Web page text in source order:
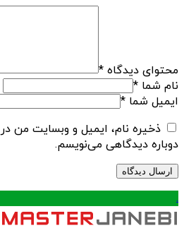
محتوای دیدگاه *
نام شما *
ایمیل شما *
ذخیره نام، ایمیل و وبسایت من در
دوباره دیدگاهی می‌نویسم.
.